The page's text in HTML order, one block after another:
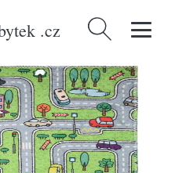
.cz Vyhledávání
textil > Dětské koberce/Zelený
Neighborhood – Vitaus